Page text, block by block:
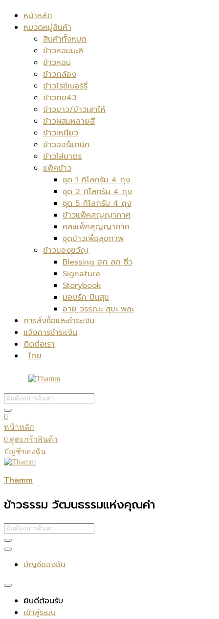
หน้าหลัก
หมวดหมู่สินค้า
สินค้าทั้งหมด
ข้าวหอมมะลิ
ข้าวหอม
ข้าวกล้อง
ข้าวไรซ์เบอร์รี่
ข้าวกข43
ข้าวขาว/ข้าวเสาไห้
ข้าวผสมหลายสี
ข้าวเหนียว
ข้าวออร์แกนิค
ข้าวใส่บาตร
แพ็คข้าว
ชุด 1 กิโลกรัม 4 ถุง
ชุด 2 กิโลกรัม 4 ถุง
ชุด 5 กิโลกรัม 4 ถุง
ข้าวแพ็คสุญญากาศ
คละแพ็คสุญญากาศ
ชุดข้าวเพื่อสุขภาพ
ข้าวของขวัญ
Blessing ฮก ลก ซิ่ว
Signature
Storybook
มอบรัก ปันสุข
อายุ วรรณะ สุขะ พละ
การสั่งซื้อและชำระเงิน
แจ้งการชำระเงิน
ติดต่อเรา
ไทย
0
หน้าหลัก
0 ดูตะกร้าสินค้า
บัญชีของฉัน
Thamm
ข้าวธรรม วัฒนธรรมแห่งคุณค่า
บัญชีของฉัน
ยินดีต้อนรับ
เข้าสู่ระบบ